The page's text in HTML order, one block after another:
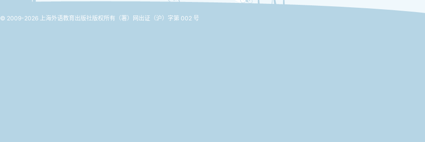
© 2009-2026 上海外语教育出版社版权所有 （署）网出证（沪）字第 002 号